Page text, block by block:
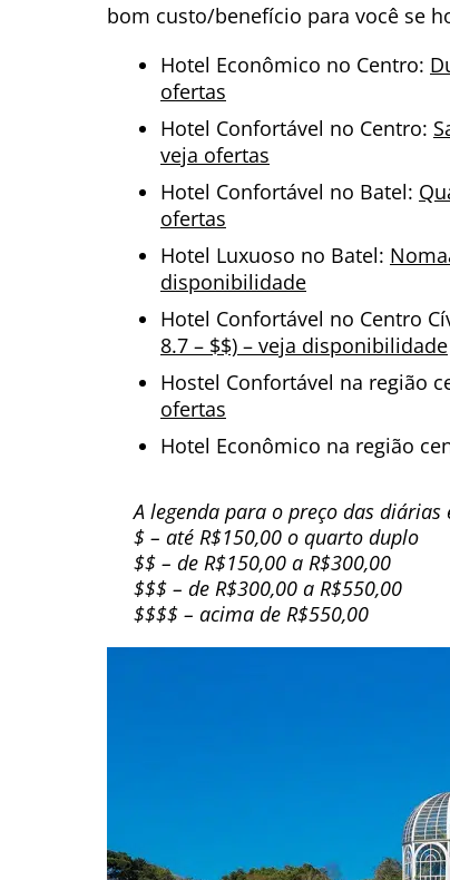
bom custo/benefício para você se
Hotel Econômico no Centro:
ofertas
Hotel Confortável no Centro:
veja ofertas
Hotel Confortável no Batel:
ofertas
Hotel Luxuoso no Batel:
disponibilidade
Hotel Confortável no Centro
8.7 – $$) – veja disponibilidade
Hostel Confortável na região
ofertas
Hotel Econômico na região
A legenda para o preço das diárias
$ – até R$150,00 o quarto duplo
$$ – de R$150,00 a R$300,00
$$$ – de R$300,00 a R$550,00
$$$$ – acima de R$550,00